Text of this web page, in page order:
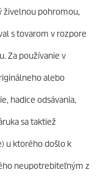
živelnou pohromou,
s tovarom v rozpore
Za používanie v
alebo
hadice odsávania,
sa taktiež
u ktorého došlo k
neupotrebiteľným z